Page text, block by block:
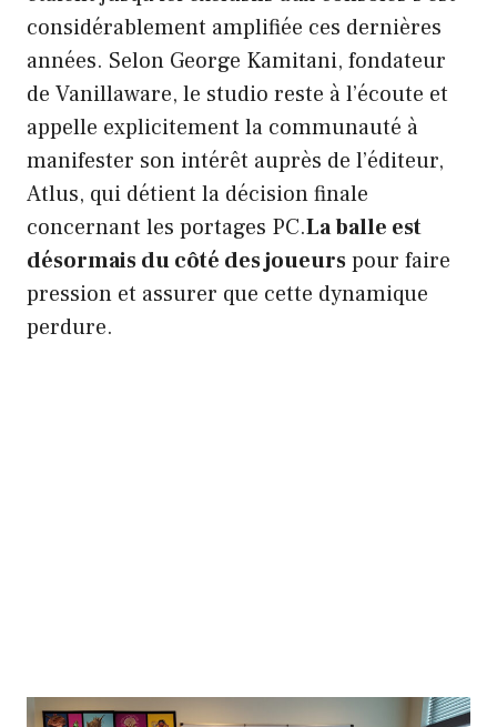
considérablement amplifiée ces dernières
années. Selon George Kamitani, fondateur
de Vanillaware, le studio reste à l’écoute et
appelle explicitement la communauté à
manifester son intérêt auprès de l’éditeur,
Atlus, qui détient la décision finale
concernant les portages PC.La balle est
désormais du côté des joueurspour faire
pression et assurer que cette dynamique
perdure.